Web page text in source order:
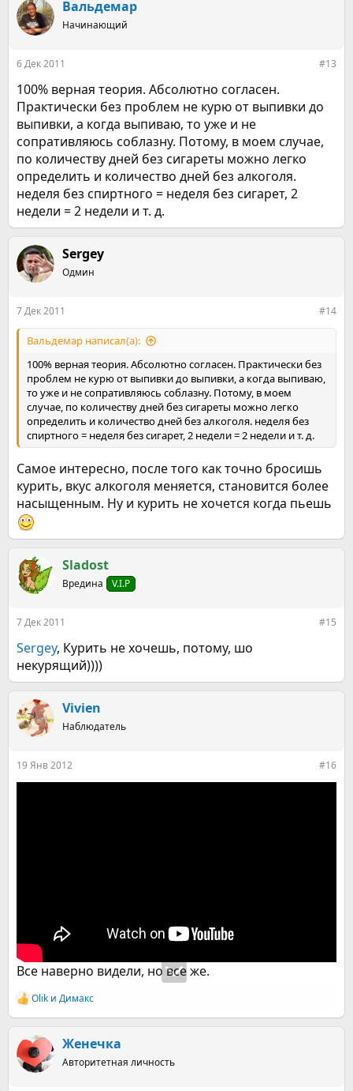
к
ц
и
Вальдемар
Начинающий
6 Дек 2011 #13
100% верная теория. Абсолютно согласен.
Практически без проблем не курю от выпивки до
выпивки, а когда выпиваю, то уже и не
сопративляюсь соблазну. Потому, в моем случае,
по количеству дней без сигареты можно легко
определить и количество дней без алкоголя.
неделя без спиртного = неделя без сигарет, 2
недели = 2 недели и т. д.
Sergey
Одмин
7 Дек 2011 #14
Вальдемар написал(а):
100% верная теория. Абсолютно согласен. Практически без
проблем не курю от выпивки до выпивки, а когда выпиваю,
то уже и не сопративляюсь соблазну. Потому, в моем
случае, по количеству дней без сигареты можно легко
определить и количество дней без алкоголя. неделя без
спиртного = неделя без сигарет, 2 недели = 2 недели и т. д.
Самое интересно, после того как точно бросишь
курить, вкус алкоголя меняется, становится более
насыщенным. Ну и курить не хочется когда пьешь
Sladost
Вредина V.I.P
7 Дек 2011 #15
Sergey, Курить не хочешь, потому, шо
некурящий))))
Vivien
Наблюдатель
19 Янв 2012 #16
Все наверно видели, но все же.
Р
е
к
ц
и
Olik и Димакс
Женечка
Авторитетная личность